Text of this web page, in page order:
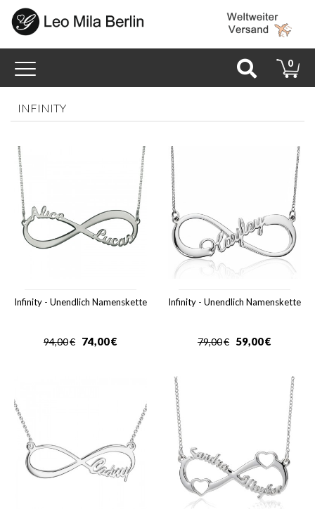
Toggle
navigation
0
INFINITY
Infinity - Unendlich Namenskette
€
94,00 €
74,00
Infinity - Unendlich Namenskette
€
79,00 €
59,00